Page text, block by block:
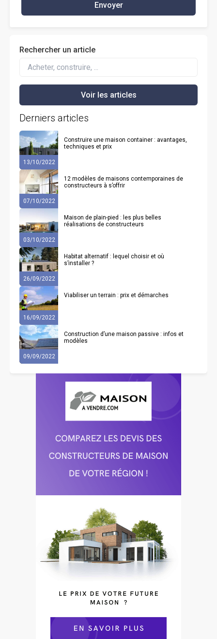
Envoyer
Rechercher un article
Derniers articles
13/10/2022
Construire une maison container : avantages,
techniques et prix
07/10/2022
12 modèles de maisons contemporaines de
constructeurs à s’offrir
03/10/2022
Maison de plain-pied : les plus belles
réalisations de constructeurs
26/09/2022
Habitat alternatif : lequel choisir et où
s’installer ?
16/09/2022
Viabiliser un terrain : prix et démarches
09/09/2022
Construction d’une maison passive : infos et
modèles